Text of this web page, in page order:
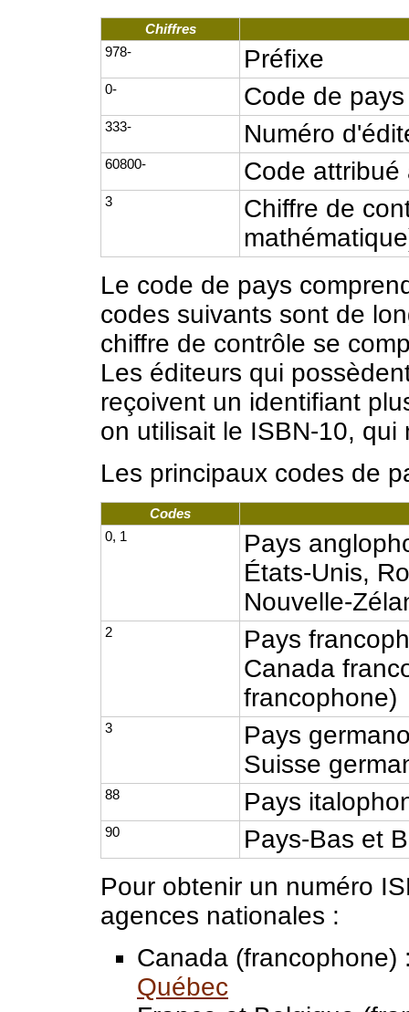
Chiffres
978-
Préfixe
0- Code de
333- Numéro
60800- Code
3
Chiffre de
Le code de pays
codes suivants sont de
chiffre de contrôle se
Les éditeurs qui
reçoivent un identifiant
on utilisait le ISBN-10,
Les principaux codes de
Codes
0, 1
Pays
États-Unis,
Nouvelle-
2
Pays
Canada
francophone)
3
Pays
Suisse
88 Pays
90
Pays-Bas et
Pour obtenir un numéro
agences nationales :
Canada
Québec